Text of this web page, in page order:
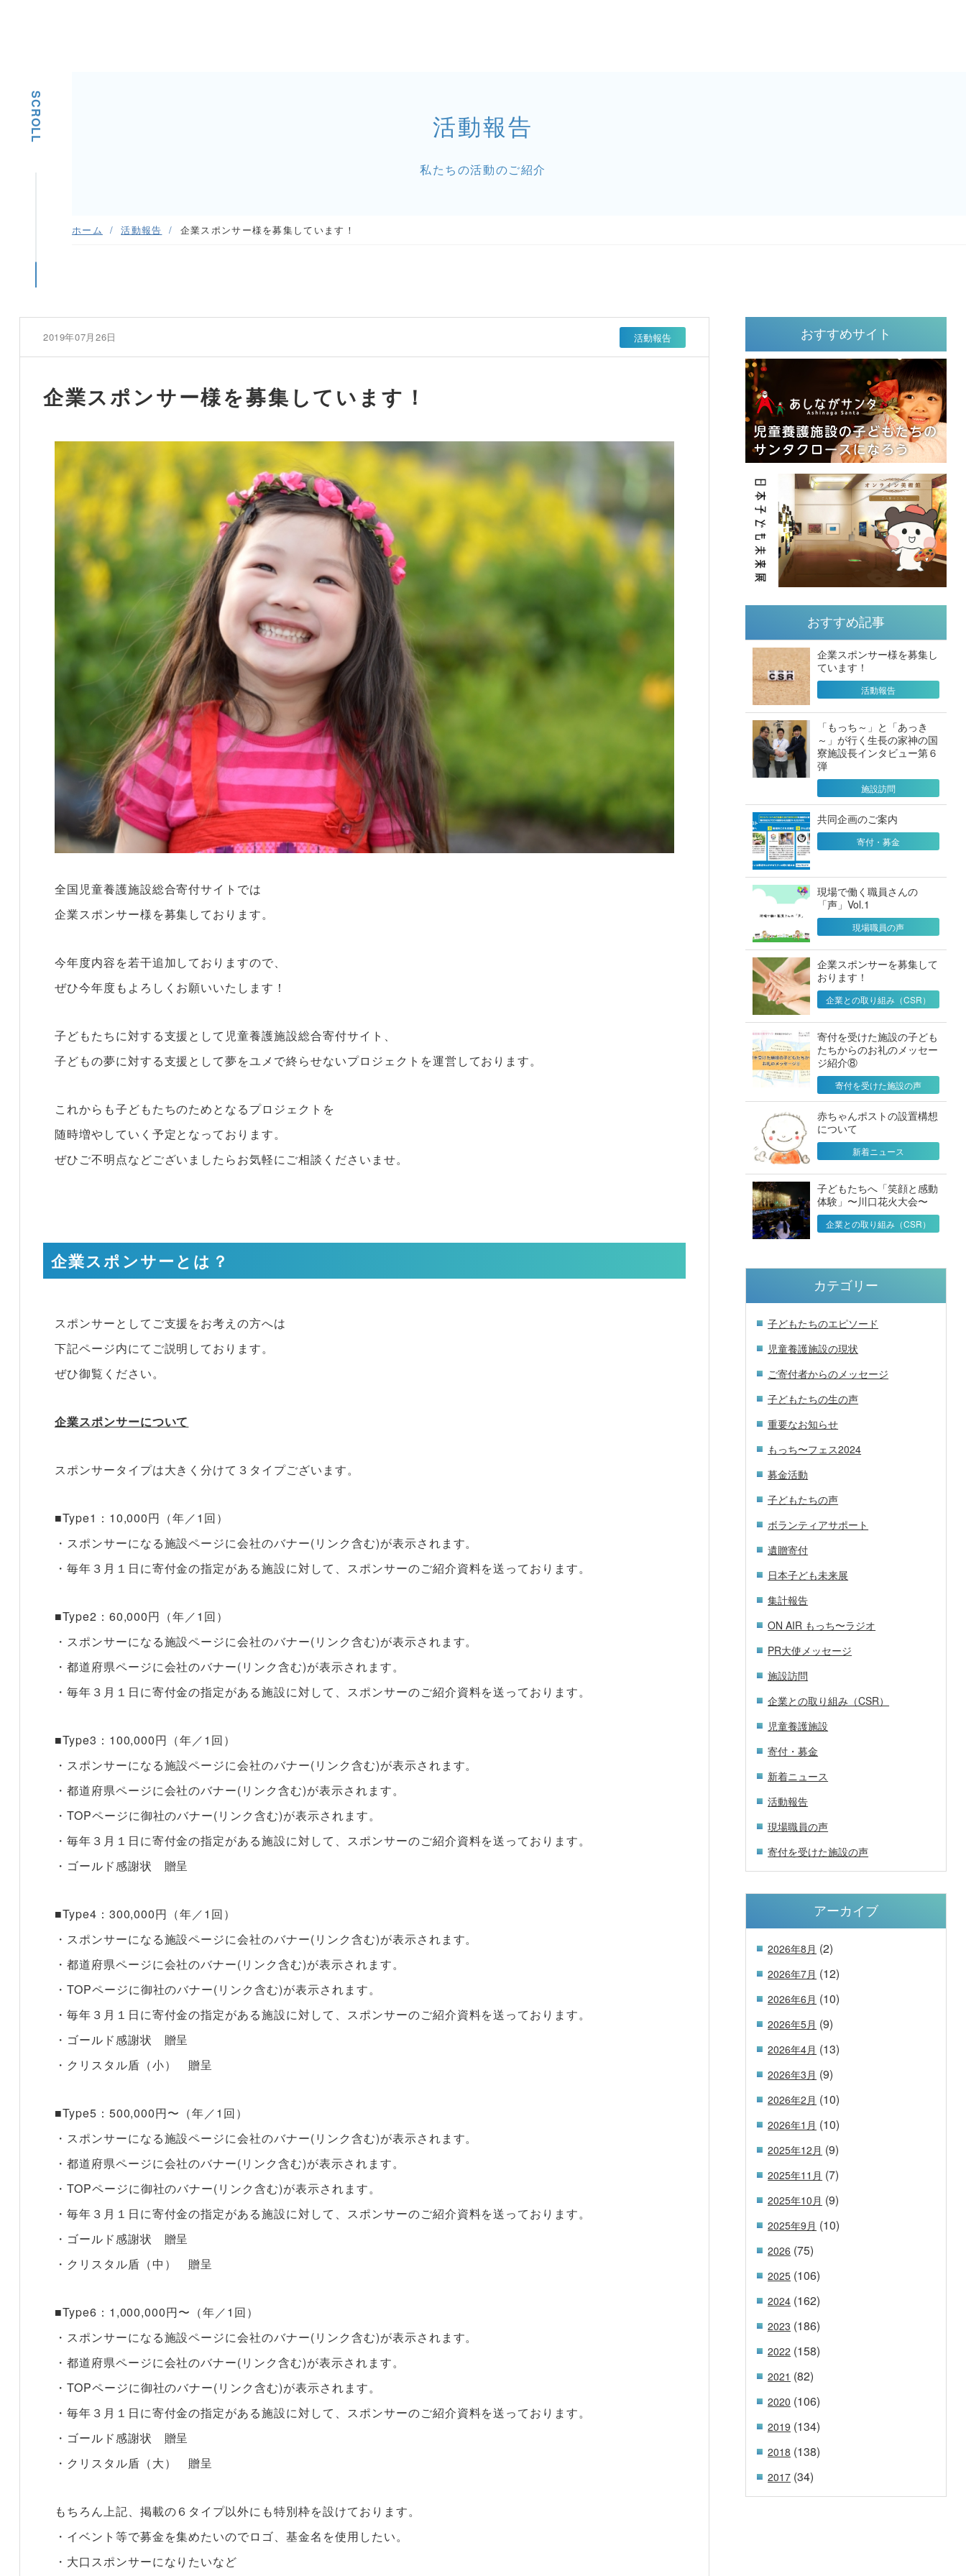
SCROLL 活動報告
私たちの活動のご紹介
ホーム 活動報告 企業スポンサー様を募集しています！
2019年07月26日 活動報告
企業スポンサー様を募集しています！
全国児童養護施設総合寄付サイトでは
企業スポンサー様を募集しております。
今年度内容を若干追加しておりますので、
ぜひ今年度もよろしくお願いいたします！
子どもたちに対する支援として児童養護施設総合寄付サイト、
子どもの夢に対する支援として夢をユメで終らせないプロジェクトを運営しております。
これからも子どもたちのためとなるプロジェクトを
随時増やしていく予定となっております。
ぜひご不明点などございましたらお気軽にご相談くださいませ。
企業スポンサーとは？
スポンサーとしてご支援をお考えの方へは
下記ページ内にてご説明しております。
ぜひ御覧ください。
企業スポンサーについて
スポンサータイプは大きく分けて３タイプございます。
■Type1：10,000円（年／1回）
・スポンサーになる施設ページに会社のバナー(リンク含む)が表示されます。
・毎年３月１日に寄付金の指定がある施設に対して、スポンサーのご紹介資料を送っております。
■Type2：60,000円（年／1回）
・スポンサーになる施設ページに会社のバナー(リンク含む)が表示されます。
・都道府県ページに会社のバナー(リンク含む)が表示されます。
・毎年３月１日に寄付金の指定がある施設に対して、スポンサーのご紹介資料を送っております。
■Type3：100,000円（年／1回）
・スポンサーになる施設ページに会社のバナー(リンク含む)が表示されます。
・都道府県ページに会社のバナー(リンク含む)が表示されます。
・TOPページに御社のバナー(リンク含む)が表示されます。
・毎年３月１日に寄付金の指定がある施設に対して、スポンサーのご紹介資料を送っております。
・ゴールド感謝状 贈呈
■Type4：300,000円（年／1回）
・スポンサーになる施設ページに会社のバナー(リンク含む)が表示されます。
・都道府県ページに会社のバナー(リンク含む)が表示されます。
・TOPページに御社のバナー(リンク含む)が表示されます。
・毎年３月１日に寄付金の指定がある施設に対して、スポンサーのご紹介資料を送っております。
・ゴールド感謝状 贈呈
・クリスタル盾（小） 贈呈
■Type5：500,000円〜（年／1回）
・スポンサーになる施設ページに会社のバナー(リンク含む)が表示されます。
・都道府県ページに会社のバナー(リンク含む)が表示されます。
・TOPページに御社のバナー(リンク含む)が表示されます。
・毎年３月１日に寄付金の指定がある施設に対して、スポンサーのご紹介資料を送っております。
・ゴールド感謝状 贈呈
・クリスタル盾（中） 贈呈
■Type6：1,000,000円〜（年／1回）
・スポンサーになる施設ページに会社のバナー(リンク含む)が表示されます。
・都道府県ページに会社のバナー(リンク含む)が表示されます。
・TOPページに御社のバナー(リンク含む)が表示されます。
・毎年３月１日に寄付金の指定がある施設に対して、スポンサーのご紹介資料を送っております。
・ゴールド感謝状 贈呈
・クリスタル盾（大） 贈呈
もちろん上記、掲載の６タイプ以外にも特別枠を設けております。
・イベント等で募金を集めたいのでロゴ、基金名を使用したい。
・大口スポンサーになりたいなど
おすすめサイト
おすすめ記事
企業スポンサー様を募集し
ています！
活動報告
「もっち～」と「あっき
～」が行く生長の家神の国
寮施設長インタビュー第６
弾
施設訪問
共同企画のご案内
寄付・募金
現場で働く職員さんの
「声」Vol.1
現場職員の声
企業スポンサーを募集して
おります！
企業との取り組み（CSR）
寄付を受けた施設の子ども
たちからのお礼のメッセー
ジ紹介⑧
寄付を受けた施設の声
赤ちゃんポストの設置構想
について
新着ニュース
子どもたちへ「笑顔と感動
体験」〜川口花火大会〜
企業との取り組み（CSR）
カテゴリー
子どもたちのエピソード
児童養護施設の現状
ご寄付者からのメッセージ
子どもたちの生の声
重要なお知らせ
もっち〜フェス2024
募金活動
子どもたちの声
ボランティアサポート
遺贈寄付
日本子ども未来展
集計報告
ON AIR もっち〜ラジオ
PR大使メッセージ
施設訪問
企業との取り組み（CSR）
児童養護施設
寄付・募金
新着ニュース
活動報告
現場職員の声
寄付を受けた施設の声
アーカイブ
2026年8月 (2)
2026年7月 (12)
2026年6月 (10)
2026年5月 (9)
2026年4月 (13)
2026年3月 (9)
2026年2月 (10)
2026年1月 (10)
2025年12月 (9)
2025年11月 (7)
2025年10月 (9)
2025年9月 (10)
2026 (75)
2025 (106)
2024 (162)
2023 (186)
2022 (158)
2021 (82)
2020 (106)
2019 (134)
2018 (138)
2017 (34)